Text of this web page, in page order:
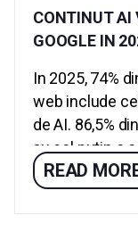
CONTINUT AI
GOOGLE IN
In 2025, 74%
web include
de AI. 86,5%
au cel putin o
READ